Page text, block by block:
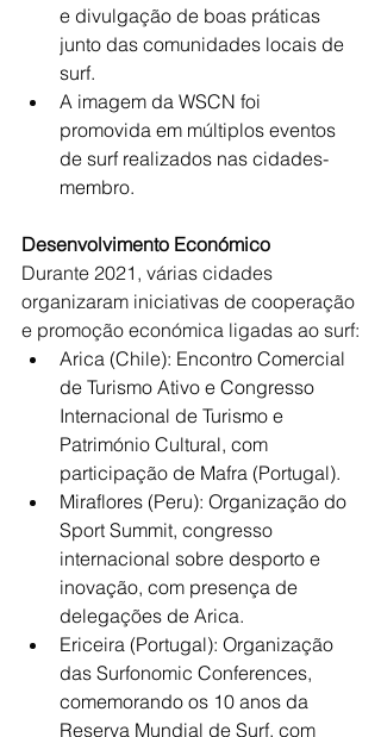
e divulgação de boas práticas
junto das comunidades locais de
surf.
A imagem da WSCN foi
promovida em múltiplos eventos
de surf realizados nas cidades-
membro.
Desenvolvimento Económico
Durante 2021, várias cidades
organizaram iniciativas de cooperação
e promoção económica ligadas ao surf:
Arica (Chile): Encontro Comercial
de Turismo Ativo e Congresso
Internacional de Turismo e
Património Cultural, com
participação de Mafra (Portugal).
Miraflores (Peru): Organização do
Sport Summit, congresso
internacional sobre desporto e
inovação, com presença de
delegações de Arica.
Ericeira (Portugal): Organização
das Surfonomic Conferences,
comemorando os 10 anos da
Reserva Mundial de Surf, com